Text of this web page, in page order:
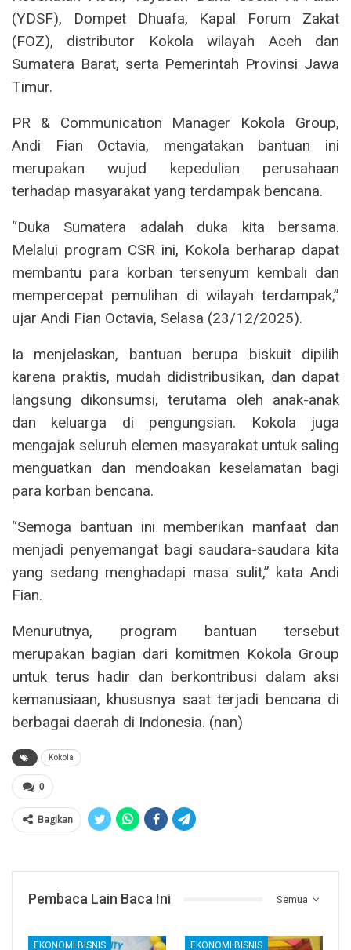
(YDSF), Dompet Dhuafa, Kapal Forum Zakat
(FOZ), distributor Kokola wilayah Aceh dan
Sumatera Barat, serta Pemerintah Provinsi Jawa
Timur.
PR & Communication Manager Kokola Group,
Andi Fian Octavia, mengatakan bantuan ini
merupakan wujud kepedulian perusahaan
terhadap masyarakat yang terdampak bencana.
“Duka Sumatera adalah duka kita bersama.
Melalui program CSR ini, Kokola berharap dapat
membantu para korban tersenyum kembali dan
mempercepat pemulihan di wilayah terdampak,”
ujar Andi Fian Octavia, Selasa (23/12/2025).
Ia menjelaskan, bantuan berupa biskuit dipilih
karena praktis, mudah didistribusikan, dan dapat
langsung dikonsumsi, terutama oleh anak-anak
dan keluarga di pengungsian. Kokola juga
mengajak seluruh elemen masyarakat untuk saling
menguatkan dan mendoakan keselamatan bagi
para korban bencana.
“Semoga bantuan ini memberikan manfaat dan
menjadi penyemangat bagi saudara-saudara kita
yang sedang menghadapi masa sulit,” kata Andi
Fian.
Menurutnya, program bantuan tersebut
merupakan bagian dari komitmen Kokola Group
untuk terus hadir dan berkontribusi dalam aksi
kemanusiaan, khususnya saat terjadi bencana di
berbagai daerah di Indonesia. (nan)
Kokola
0
Bagikan
Semua
Pembaca Lain Baca Ini
EKONOMI BISNIS EKONOMI BISNIS